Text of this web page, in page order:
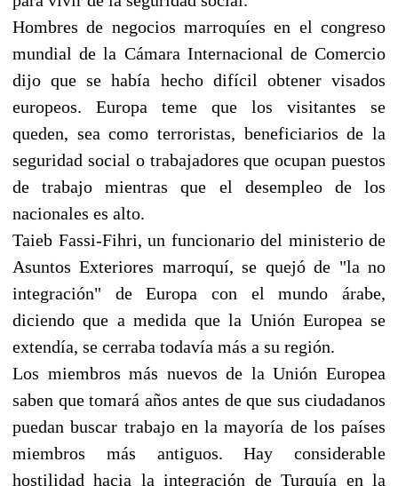
Hombres de negocios marroquíes en el congreso
mundial de la Cámara Internacional de Comercio
dijo que se había hecho difícil obtener visados
europeos. Europa teme que los visitantes se
queden, sea como terroristas, beneficiarios de la
seguridad social o trabajadores que ocupan puestos
de trabajo mientras que el desempleo de los
nacionales es alto.
Taieb Fassi-Fihri, un funcionario del ministerio de
Asuntos Exteriores marroquí, se quejó de "la no
integración" de Europa con el mundo árabe,
diciendo que a medida que la Unión Europea se
extendía, se cerraba todavía más a su región.
Los miembros más nuevos de la Unión Europea
saben que tomará años antes de que sus ciudadanos
puedan buscar trabajo en la mayoría de los países
miembros más antiguos. Hay considerable
hostilidad hacia la integración de Turquía en la